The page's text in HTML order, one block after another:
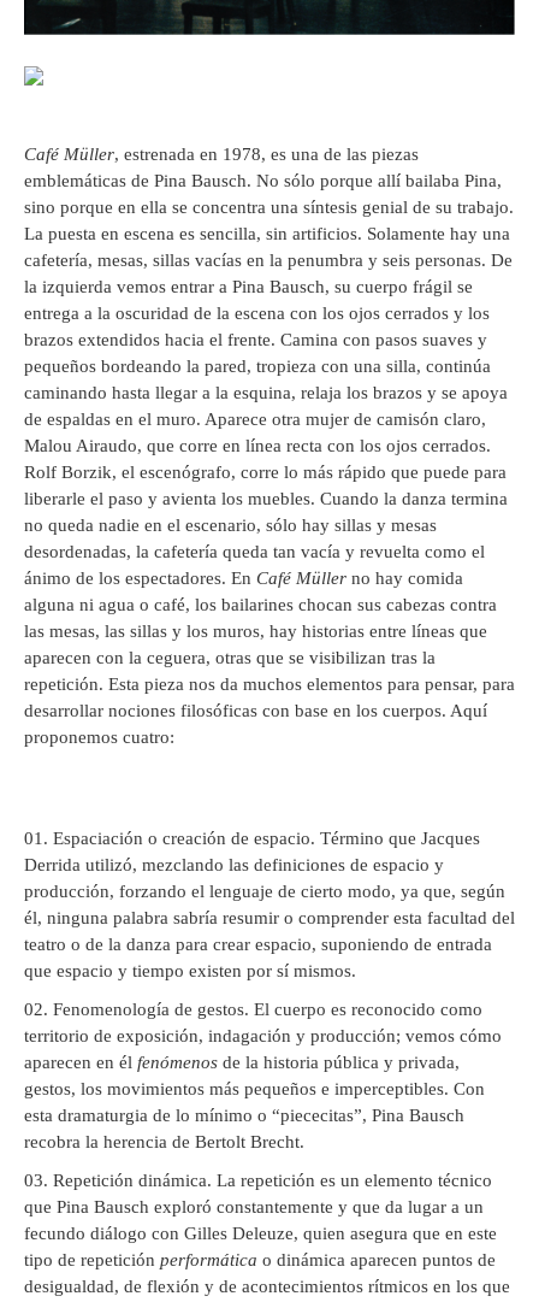
Café Müller, estrenada en 1978, es una de las piezas
emblemáticas de Pina Bausch. No sólo porque allí bailaba Pina,
sino porque en ella se concentra una síntesis genial de su trabajo.
La puesta en escena es sencilla, sin artificios. Solamente hay una
cafetería, mesas, sillas vacías en la penumbra y seis personas. De
la izquierda vemos entrar a Pina Bausch, su cuerpo frágil se
entrega a la oscuridad de la escena con los ojos cerrados y los
brazos extendidos hacia el frente. Camina con pasos suaves y
pequeños bordeando la pared, tropieza con una silla, continúa
caminando hasta llegar a la esquina, relaja los brazos y se apoya
de espaldas en el muro. Aparece otra mujer de camisón claro,
Malou Airaudo, que corre en línea recta con los ojos cerrados.
Rolf Borzik, el escenógrafo, corre lo más rápido que puede para
liberarle el paso y avienta los muebles. Cuando la danza termina
no queda nadie en el escenario, sólo hay sillas y mesas
desordenadas, la cafetería queda tan vacía y revuelta como el
ánimo de los espectadores. En Café Müller no hay comida
alguna ni agua o café, los bailarines chocan sus cabezas contra
las mesas, las sillas y los muros, hay historias entre líneas que
aparecen con la ceguera, otras que se visibilizan tras la
repetición. Esta pieza nos da muchos elementos para pensar, para
desarrollar nociones filosóficas con base en los cuerpos. Aquí
proponemos cuatro:
Espaciación o creación de espacio. Término que Jacques
Derrida utilizó, mezclando las definiciones de espacio y
producción, forzando el lenguaje de cierto modo, ya que, según
él, ninguna palabra sabría resumir o comprender esta facultad del
teatro o de la danza para crear espacio, suponiendo de entrada
que espacio y tiempo existen por sí mismos.
Fenomenología de gestos. El cuerpo es reconocido como
territorio de exposición, indagación y producción; vemos cómo
aparecen en él fenómenos de la historia pública y privada,
gestos, los movimientos más pequeños e imperceptibles. Con
esta dramaturgia de lo mínimo o “piececitas”, Pina Bausch
recobra la herencia de Bertolt Brecht.
Repetición dinámica. La repetición es un elemento técnico
que Pina Bausch exploró constantemente y que da lugar a un
fecundo diálogo con Gilles Deleuze, quien asegura que en este
tipo de repetición performática o dinámica aparecen puntos de
desigualdad, de flexión y de acontecimientos rítmicos en los que